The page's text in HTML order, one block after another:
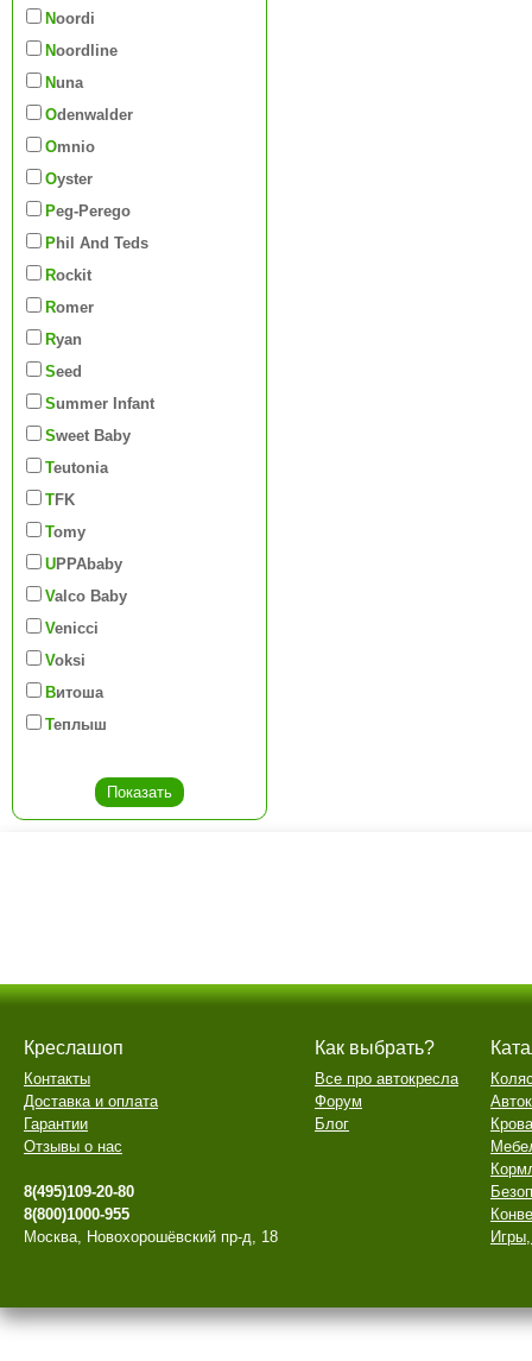
Noordi
Noordline
Nuna
Odenwalder
Omnio
Oyster
Peg-Perego
Phil And Teds
Rockit
Romer
Ryan
Seed
Summer Infant
Sweet Baby
Teutonia
TFK
Tomy
UPPAbaby
Valco Baby
Venicci
Voksi
Витоша
Теплыш
Креслашоп
Контакты
Доставка и оплата
Гарантии
Отзывы о нас
8(495)109-20-80
8(800)1000-955
Москва, Новохорошёвский пр-д, 18
Как выбрать?
Все про автокресла
Форум
Блог